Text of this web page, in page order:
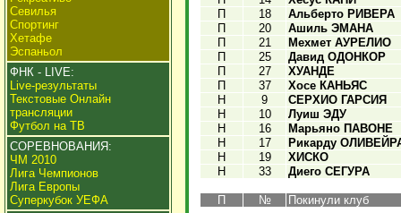
Севилья
Спортинг
Хетафе
Эспаньол
ФНК - LIVE:
Live-результаты
Текстовые Онлайн
трансляции
Футбол на ТВ
СОРЕВНОВАНИЯ:
ЧМ 2010
Лига Чемпионов
Лига Европы
Суперкубок УЕФА
П
18
Альберто РИВЕРА
П
20
Ашиль ЭМАНА
П
21
Мехмет АУРЕЛИО
П
25
Давид ОДОНКОР
П
27
ХУАНДЕ
П
37
Хосе КАНЬЯС
Н
9
СЕРХИО ГАРСИЯ
Н
10
Луиш ЭДУ
Н
16
Марьяно ПАВОНЕ
Н
17
Рикарду
Н
19
ХИСКО
Н
33 Диего СЕГУРА
П № Покинули клуб